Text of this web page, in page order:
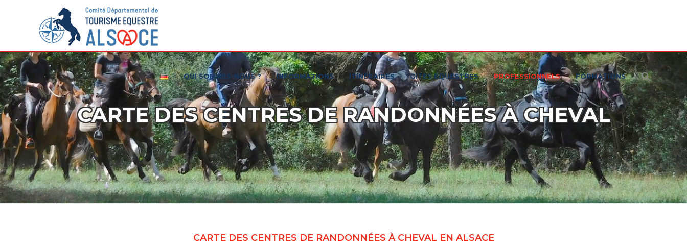
QUI SOMMES-NOUS ? INFORMATIONS ITINÉRAIRES GITES ÉQUESTRES PROFESSIONNELS FORMATIONS
CARTE DES CENTRES DE RANDONNÉES À CHEVAL
CARTE DES CENTRES DE RANDONNÉES À CHEVAL EN ALSACE